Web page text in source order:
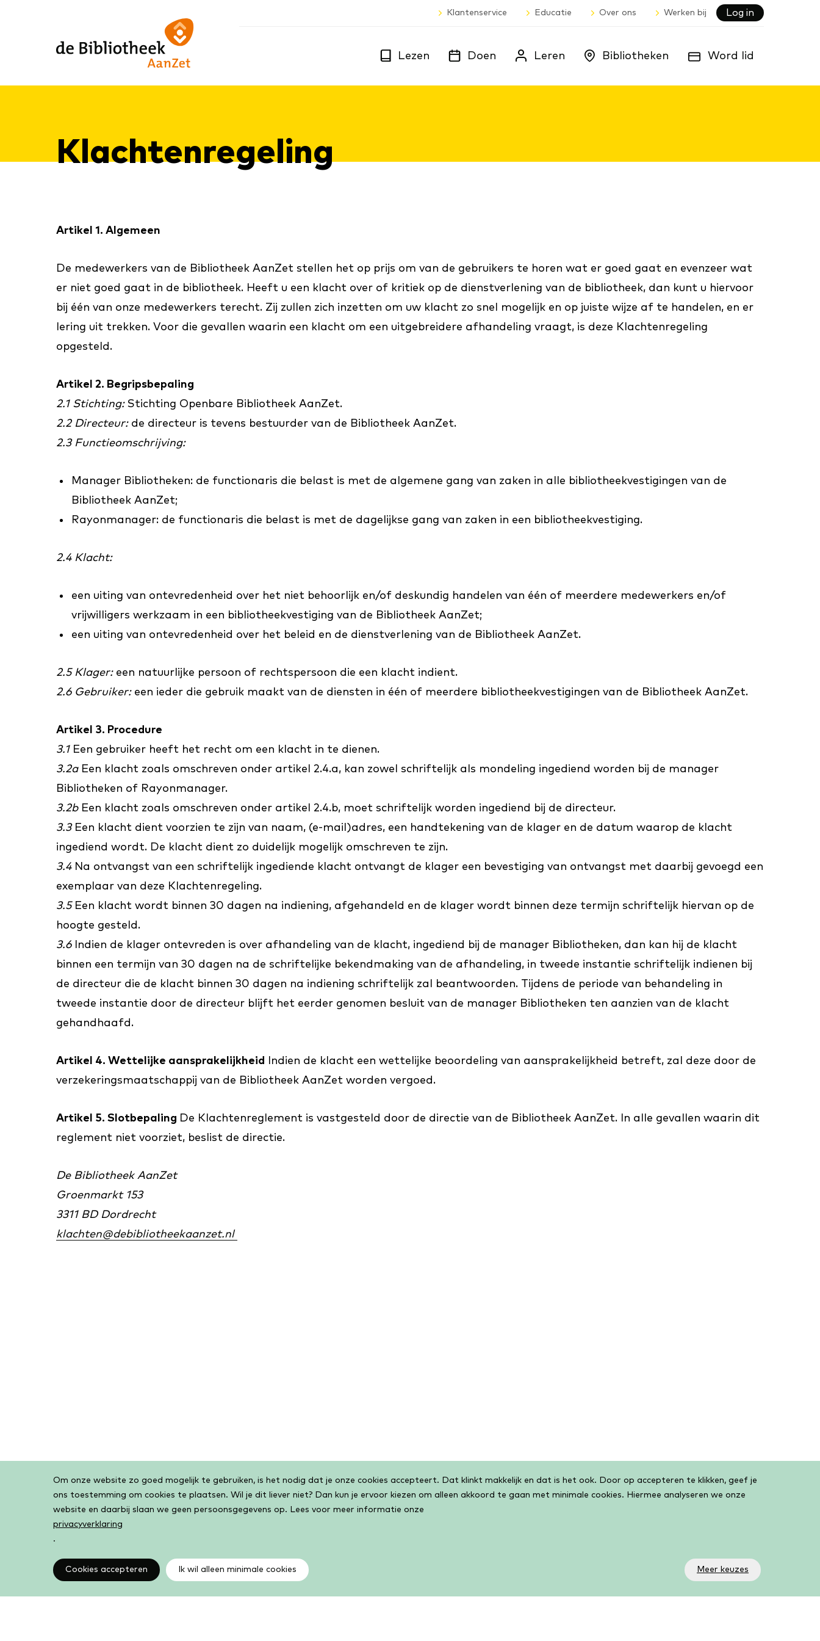
Cookiebar
Om onze website zo goed mogelijk te gebruiken, is het nodig dat je onze cookies accepteert. Dat klinkt makkelijk en dat is het ook. Door op accepteren te klikken, geef je
ons toestemming om cookies te plaatsen. Wil je dit liever niet? Dan kun je ervoor kiezen om alleen akkoord te gaan met minimale cookies. Hiermee analyseren we onze
website en daarbij slaan we geen persoonsgegevens op. Lees voor meer informatie onze
privacyverklaring
.
Cookies accepteren Ik wil alleen minimale cookies Meer keuzes
content
footer
naar
homepagina
Lezen Doen Leren Bibliotheken Word lid
Klantenservice Educatie Over ons Werken bij Log in
Klach­ten­re­ge­ling
Artikel 1. Algemeen
De medewerkers van de Bibliotheek AanZet stellen het op prijs om van de gebruikers te horen wat er goed gaat en evenzeer wat
er niet goed gaat in de bibliotheek. Heeft u een klacht over of kritiek op de dienstverlening van de bibliotheek, dan kunt u hiervoor
bij één van onze medewerkers terecht. Zij zullen zich inzetten om uw klacht zo snel mogelijk en op juiste wijze af te handelen, en er
lering uit trekken. Voor die gevallen waarin een klacht om een uitgebreidere afhandeling vraagt, is deze Klachtenregeling
opgesteld.
Artikel 2. Begripsbepaling
2.1 Stichting: Stichting Openbare Bibliotheek AanZet.
2.2 Directeur:de directeur is tevens bestuurder van de Bibliotheek AanZet.
2.3 Functieomschrijving:
Manager Bibliotheken: de functionaris die belast is met de algemene gang van zaken in alle bibliotheekvestigingen van de
Bibliotheek AanZet;
Rayonmanager: de functionaris die belast is met de dagelijkse gang van zaken in een bibliotheekvestiging.
2.4 Klacht:
een uiting van ontevredenheid over het niet behoorlijk en/of deskundig handelen van één of meerdere medewerkers en/of
vrijwilligers werkzaam in een bibliotheekvestiging van de Bibliotheek AanZet;
een uiting van ontevredenheid over het beleid en de dienstverlening van de Bibliotheek AanZet.
2.5 Klager:een natuurlijke persoon of rechtspersoon die een klacht indient.
2.6 Gebruiker:een ieder die gebruik maakt van de diensten in één of meerdere bibliotheekvestigingen van de Bibliotheek AanZet.
Artikel 3. Procedure
3.1Een gebruiker heeft het recht om een klacht in te dienen.
3.2aEen klacht zoals omschreven onder artikel 2.4.a, kan zowel schriftelijk als mondeling ingediend worden bij de manager
Bibliotheken of Rayonmanager.
3.2bEen klacht zoals omschreven onder artikel 2.4.b, moet schriftelijk worden ingediend bij de directeur.
3.3Een klacht dient voorzien te zijn van naam, (e-mail)adres, een handtekening van de klager en de datum waarop de klacht
ingediend wordt. De klacht dient zo duidelijk mogelijk omschreven te zijn.
3.4Na ontvangst van een schriftelijk ingediende klacht ontvangt de klager een bevestiging van ontvangst met daarbij gevoegd een
exemplaar van deze Klachtenregeling.
3.5Een klacht wordt binnen 30 dagen na indiening, afgehandeld en de klager wordt binnen deze termijn schriftelijk hiervan op de
hoogte gesteld.
3.6Indien de klager ontevreden is over afhandeling van de klacht, ingediend bij de manager Bibliotheken, dan kan hij de klacht
binnen een termijn van 30 dagen na de schriftelijke bekendmaking van de afhandeling, in tweede instantie schriftelijk indienen bij
de directeur die de klacht binnen 30 dagen na indiening schriftelijk zal beantwoorden. Tijdens de periode van behandeling in
tweede instantie door de directeur blijft het eerder genomen besluit van de manager Bibliotheken ten aanzien van de klacht
gehandhaafd.
Artikel 4. Wettelijke aansprakelijkheid
Indien de klacht een wettelijke beoordeling van aansprakelijkheid betreft, zal deze door de
verzekeringsmaatschappij van de Bibliotheek AanZet worden vergoed.
Artikel 5. Slotbepaling De Klachtenreglement is vastgesteld door de directie van de Bibliotheek AanZet. In alle gevallen waarin dit
reglement niet voorziet, beslist de directie.
De Bibliotheek AanZet
Groenmarkt 153
3311 BD Dordrecht
klachten@debibliotheekaanzet.nl